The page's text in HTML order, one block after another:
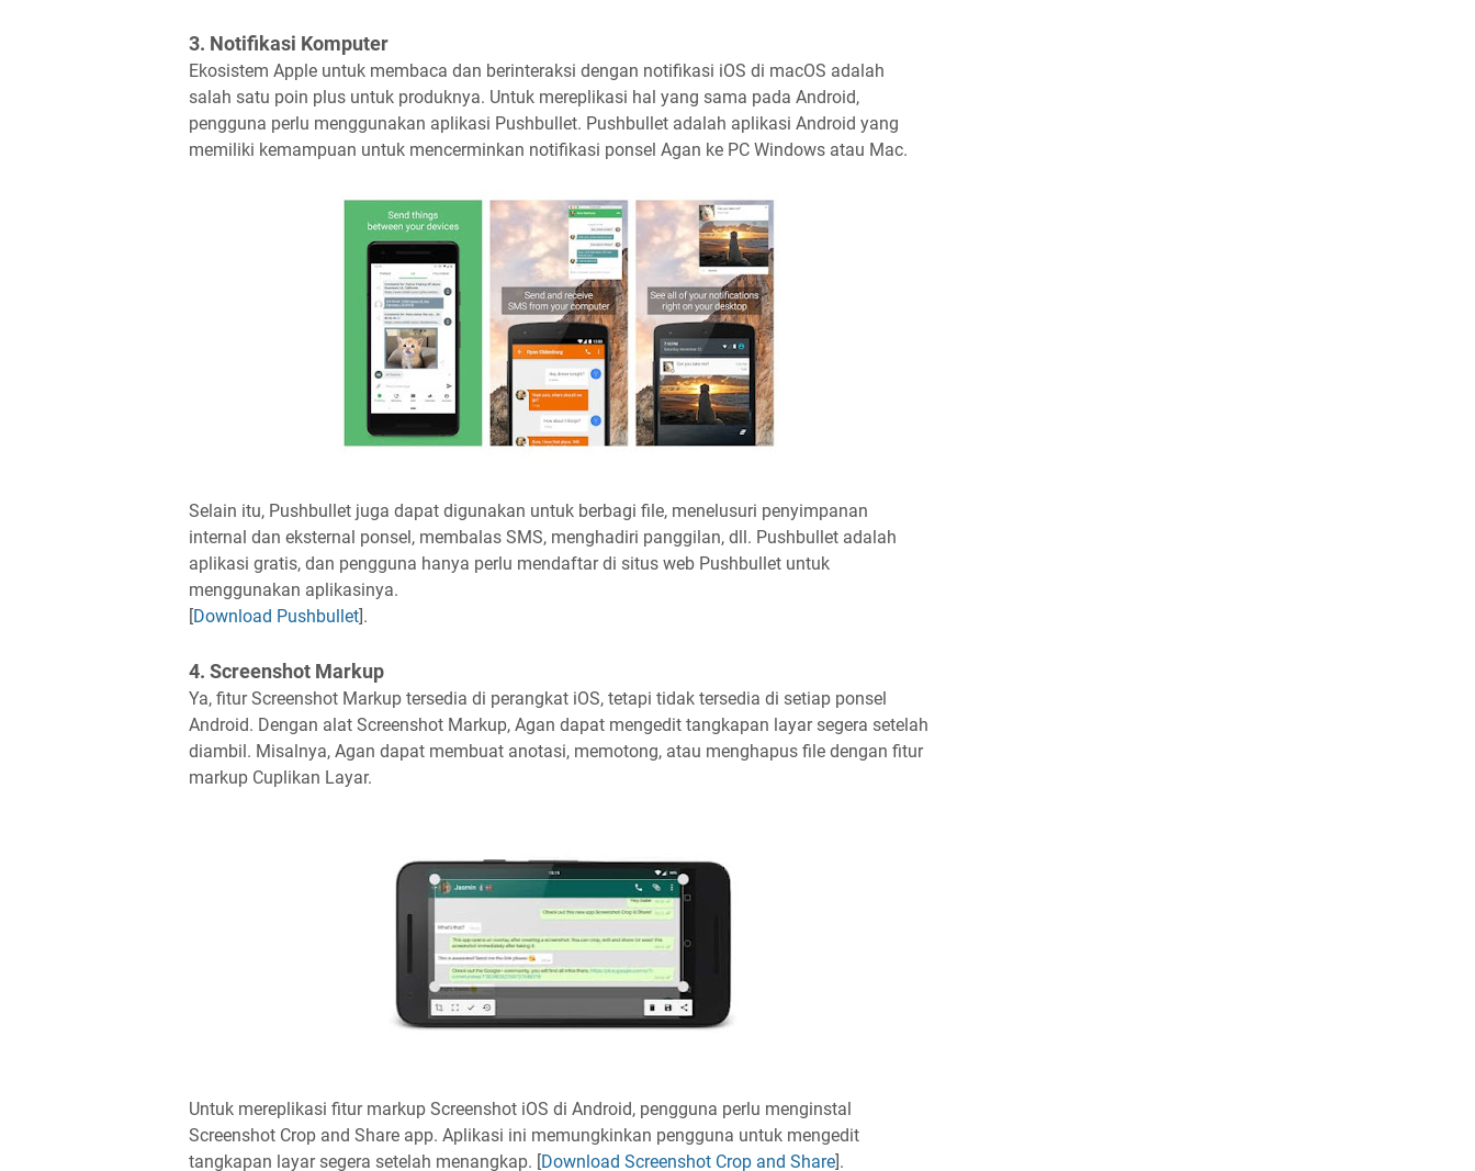
3. Notifikasi Komputer
Ekosistem Apple untuk membaca dan berinteraksi dengan notifikasi iOS di macOS adalah
salah satu poin plus untuk produknya. Untuk mereplikasi hal yang sama pada Android,
pengguna perlu menggunakan aplikasi Pushbullet. Pushbullet adalah aplikasi Android yang
memiliki kemampuan untuk mencerminkan notifikasi ponsel Agan ke PC Windows atau Mac.
Selain itu, Pushbullet juga dapat digunakan untuk berbagi file, menelusuri penyimpanan
internal dan eksternal ponsel, membalas SMS, menghadiri panggilan, dll. Pushbullet adalah
aplikasi gratis, dan pengguna hanya perlu mendaftar di situs web Pushbullet untuk
menggunakan aplikasinya.
[Download Pushbullet].
4. Screenshot Markup
Ya, fitur Screenshot Markup tersedia di perangkat iOS, tetapi tidak tersedia di setiap ponsel
Android. Dengan alat Screenshot Markup, Agan dapat mengedit tangkapan layar segera setelah
diambil. Misalnya, Agan dapat membuat anotasi, memotong, atau menghapus file dengan fitur
markup Cuplikan Layar.
Untuk mereplikasi fitur markup Screenshot iOS di Android, pengguna perlu menginstal
Screenshot Crop and Share app. Aplikasi ini memungkinkan pengguna untuk mengedit
tangkapan layar segera setelah menangkap. [Download Screenshot Crop and Share].